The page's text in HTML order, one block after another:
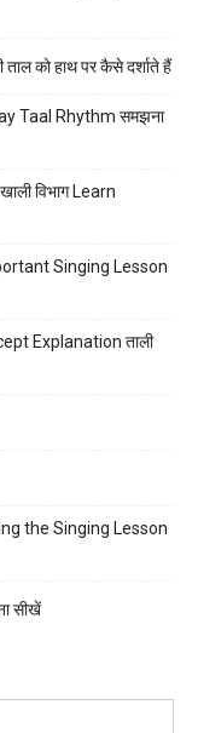
को हाथ पर कैसे दर्शाते हैं
Taal Rhythm समझना
विभाग Learn
Singing Lesson
Explanation ताली
the Singing Lesson
सीखें